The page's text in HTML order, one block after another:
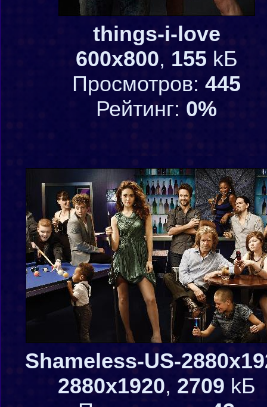
things-i-love
600x800, 155 kБ
Просмотров:445
Рейтинг: 0%
Shameless-US-
2880x1920, 2709 kБ